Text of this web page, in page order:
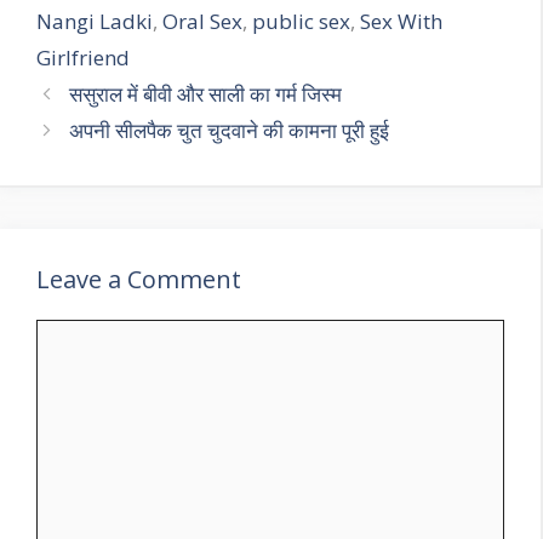
Nangi Ladki, Oral Sex, public sex, Sex With
Girlfriend
ससुराल में बीवी और साली का गर्म जिस्म
अपनी सीलपैक चुत चुदवाने की कामना पूरी हुई
Leave a Comment